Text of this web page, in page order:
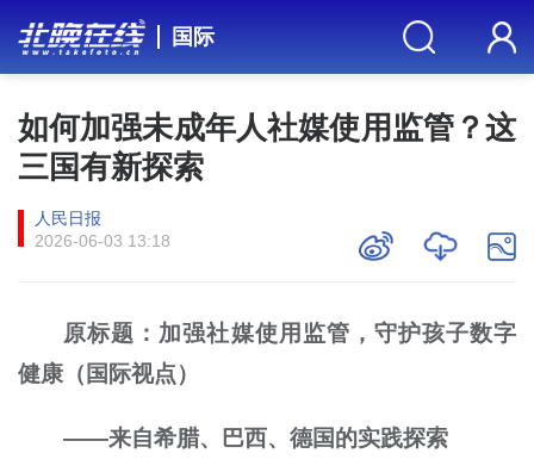
国际
如何加强未成年人社媒使用监管？这
三国有新探索
人民日报
2026-06-03 13:18
原标题：加强社媒使用监管，守护孩子数字
健康（国际视点）
——来自希腊、巴西、德国的实践探索